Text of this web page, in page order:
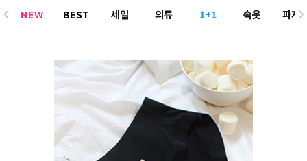
NEW BEST 세일 의류 1+1 속옷
파자